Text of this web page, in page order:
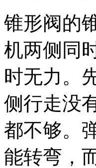
锥形阀的
机两侧同
时无力。
侧行走没
都不够。
能转弯，